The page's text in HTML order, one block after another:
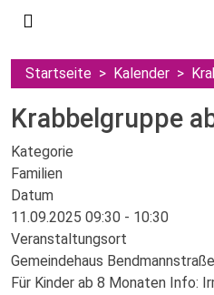
Startseite Kalender
Krabbelgruppe
Kategorie
Familien
Datum
11.09.2025 09:30 - 10:30
Veranstaltungsort
Gemeindehaus Bendmannstraße
Für Kinder ab 8 Monaten Info: